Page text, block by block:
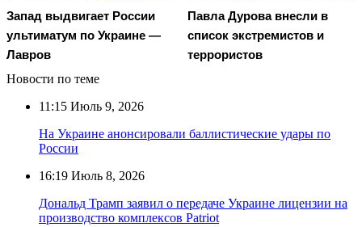
Запад выдвигает России
ультиматум по Украине —
Лавров
Павла Дурова внесли в
список экстремистов и
террористов
Новости по теме
11:15 Июль 9, 2026
На Украине анонсировали баллистические удары по
России
16:19 Июль 8, 2026
Дональд Трамп заявил о передаче Украине лицензии на
производство комплексов Patriot